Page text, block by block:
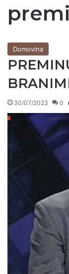
Domovina
30/07/2023 0